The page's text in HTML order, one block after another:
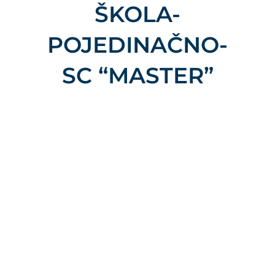
ŠKOLA-
POJEDINAČNO-
SC “MASTER”